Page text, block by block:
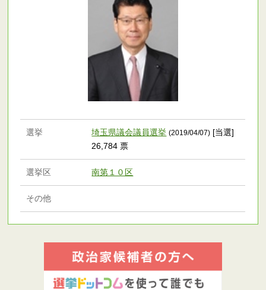
選挙 埼玉県議会議員選挙 (2019/04/07) [当選]
26,784 票
選挙区 南第１０区
その他